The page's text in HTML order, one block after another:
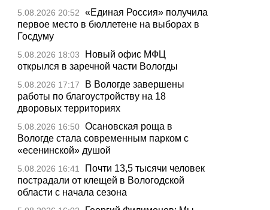
5.08.2026 20:52
«Единая Россия» получила
первое место в бюллетене на выборах в
Госдуму
5.08.2026 18:03
Новый офис МФЦ
открылся в заречной части Вологды
5.08.2026 17:17
В Вологде завершены
работы по благоустройству на 18
дворовых территориях
5.08.2026 16:50 Осановская роща в
Вологде стала современным парком с
«есенинской» душой
5.08.2026 16:41
Почти 13,5 тысячи человек
пострадали от клещей в Вологодской
области с начала сезона